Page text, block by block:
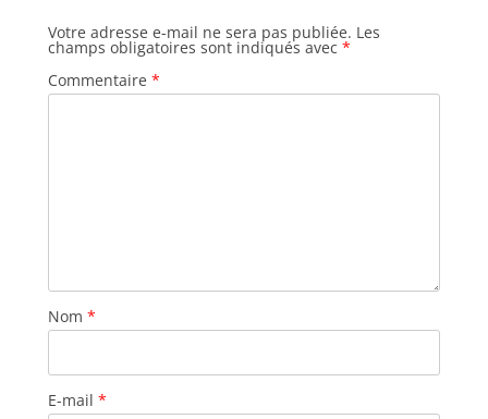
Votre adresse e-mail ne sera pas publiée. Les
champs obligatoires sont indiqués avec *
Commentaire *
Nom *
E-mail *